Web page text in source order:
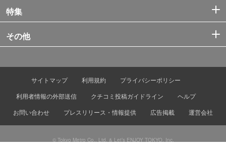
特集
その他
サイトマップ 利用規約
プライバシーポリシー
利用者情報の外部送信
クチコミ投稿ガイドライン
ヘルプ
お問い合わせ
プレスリリース・情報提供 広告掲載 運営会社
© Tokyo Metro Co., Ltd. & Let’s ENJOY TOKYO, Inc.